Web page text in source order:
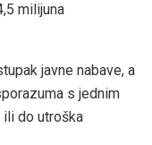
milijuna
javne nabave, a
s jednim
do utroška